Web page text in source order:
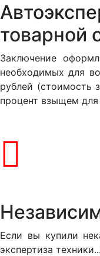
товарной
Заключение
необходимых для
рублей (стоимость
процент взыщем
Если вы купили
экспертиза